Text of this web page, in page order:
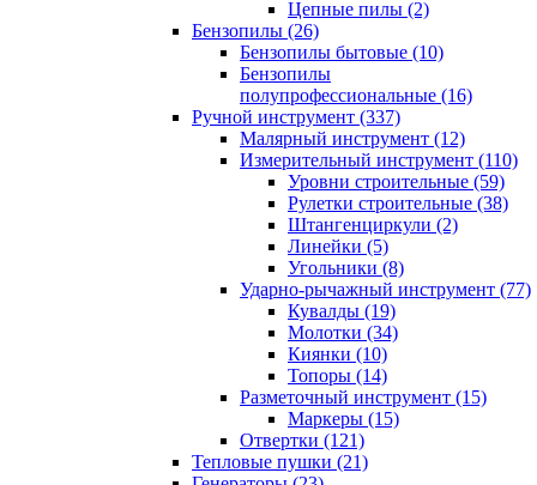
Цепные пилы (2)
Бензопилы (26)
Бензопилы бытовые (10)
Бензопилы
полупрофессиональные (16)
Ручной инструмент (337)
Малярный инструмент (12)
Измерительный инструмент (110)
Уровни строительные (59)
Рулетки строительные (38)
Штангенциркули (2)
Линейки (5)
Угольники (8)
Ударно-рычажный инструмент (77)
Кувалды (19)
Молотки (34)
Киянки (10)
Топоры (14)
Разметочный инструмент (15)
Маркеры (15)
Отвертки (121)
Тепловые пушки (21)